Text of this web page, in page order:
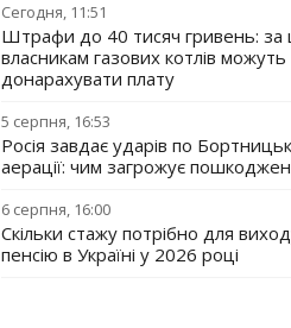
Сегодня, 11:51
Штрафи до 40 тисяч гривень:
власникам газових котлів можуть
донарахувати плату
5 серпня, 16:53
Росія завдає ударів по
аерації: чим загрожує
6 серпня, 16:00
Скільки стажу потрібно для
пенсію в Україні у 2026 році